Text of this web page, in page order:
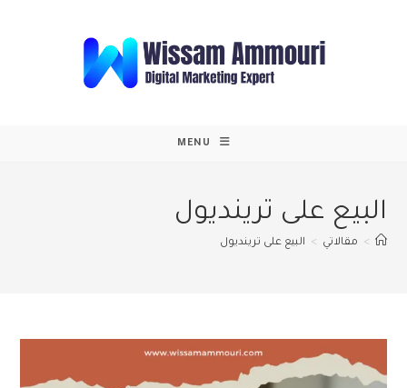
MENU
البيع على ترينديول
> مقالاتي > البيع على ترينديول